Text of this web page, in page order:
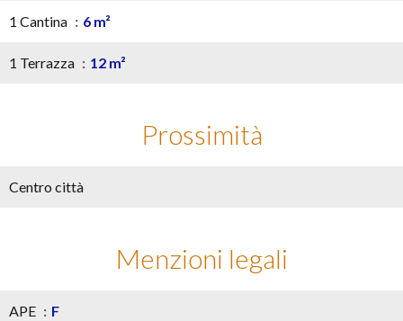
1 Cantina 6 m²
1 Terrazza 12 m²
Prossimità
Centro città
Menzioni legali
APE F